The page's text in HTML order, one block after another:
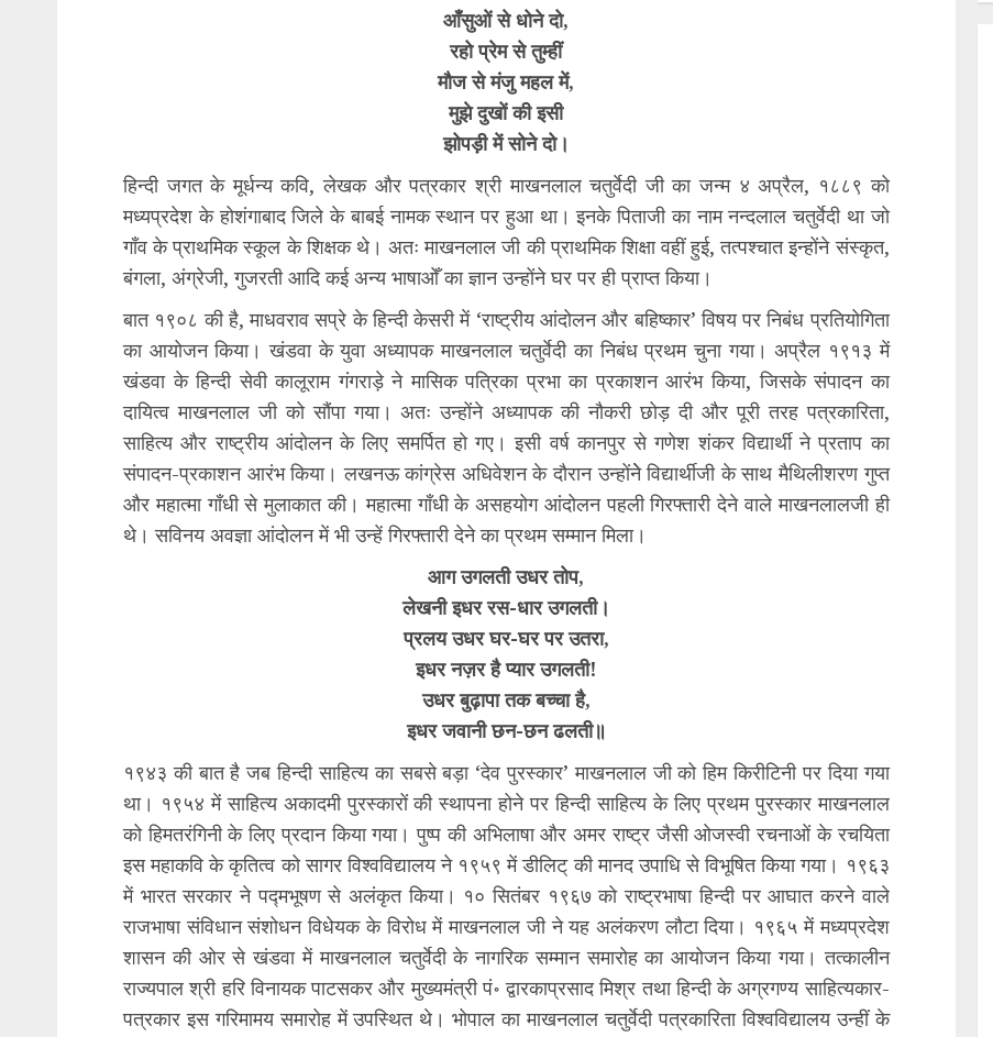
आँसुओं से धोने दो,
रहो प्रेम से तुम्हीं
मौज से मंजु महल में,
मुझे दुखों की इसी
झोपड़ी में सोने दो।
हिन्दी जगत के मूर्धन्य कवि, लेखक और पत्रकार श्री माखनलाल चतुर्वेदी जी का जन्म ४ अप्रैल, १८८९ को
मध्यप्रदेश के होशंगाबाद जिले के बाबई नामक स्थान पर हुआ था। इनके पिताजी का नाम नन्दलाल चतुर्वेदी था जो
गाँव के प्राथमिक स्कूल के शिक्षक थे। अतः माखनलाल जी की प्राथमिक शिक्षा वहीं हुई, तत्पश्चात इन्होंने संस्कृत,
बंगला, अंग्रेजी, गुजरती आदि कई अन्य भाषाओँ का ज्ञान उन्होंने घर पर ही प्राप्त किया।
बात १९०८ की है, माधवराव सप्रे के हिन्दी केसरी में ‘राष्ट्रीय आंदोलन और बहिष्कार’ विषय पर निबंध प्रतियोगिता
का आयोजन किया। खंडवा के युवा अध्यापक माखनलाल चतुर्वेदी का निबंध प्रथम चुना गया। अप्रैल १९१३ में
खंडवा के हिन्दी सेवी कालूराम गंगराड़े ने मासिक पत्रिका प्रभा का प्रकाशन आरंभ किया, जिसके संपादन का
दायित्व माखनलाल जी को सौंपा गया। अतः उन्होंने अध्यापक की नौकरी छोड़ दी और पूरी तरह पत्रकारिता,
साहित्य और राष्ट्रीय आंदोलन के लिए समर्पित हो गए। इसी वर्ष कानपुर से गणेश शंकर विद्यार्थी ने प्रताप का
संपादन-प्रकाशन आरंभ किया। लखनऊ कांग्रेस अधिवेशन के दौरान उन्होंनेे विद्यार्थीजी के साथ मैथिलीशरण गुप्त
और महात्मा गाँधी से मुलाकात की। महात्मा गाँधी के असहयोग आंदोलन पहली गिरफ्तारी देने वाले माखनलालजी ही
थे। सविनय अवज्ञा आंदोलन में भी उन्हें गिरफ्तारी देने का प्रथम सम्मान मिला।
आग उगलती उधर तोप,
लेखनी इधर रस-धार उगलती।
प्रलय उधर घर-घर पर उतरा,
इधर नज़र है प्यार उगलती!
उधर बुढ़ापा तक बच्चा है,
इधर जवानी छन-छन ढलती॥
१९४३ की बात है जब हिन्दी साहित्य का सबसे बड़ा ‘देव पुरस्कार’ माखनलाल जी को हिम किरीटिनी पर दिया गया
था। १९५४ में साहित्य अकादमी पुरस्कारों की स्थापना होने पर हिन्दी साहित्य के लिए प्रथम पुरस्कार माखनलाल
को हिमतरंगिनी के लिए प्रदान किया गया। पुष्प की अभिलाषा और अमर राष्ट्र जैसी ओजस्वी रचनाओं के रचयिता
इस महाकवि के कृतित्व को सागर विश्वविद्यालय ने १९५९ में डीलिट् की मानद उपाधि से विभूषित किया गया। १९६३
में भारत सरकार ने पद्मभूषण से अलंकृत किया। १० सितंबर १९६७ को राष्ट्रभाषा हिन्दी पर आघात करने वाले
राजभाषा संविधान संशोधन विधेयक के विरोध में माखनलाल जी ने यह अलंकरण लौटा दिया। १९६५ में मध्यप्रदेश
शासन की ओर से खंडवा में माखनलाल चतुर्वेदी के नागरिक सम्मान समारोह का आयोजन किया गया। तत्कालीन
राज्यपाल श्री हरि विनायक पाटसकर और मुख्यमंत्री पं॰ द्वारकाप्रसाद मिश्र तथा हिन्दी के अग्रगण्य साहित्यकार-
पत्रकार इस गरिमामय समारोह में उपस्थित थे। भोपाल का माखनलाल चतुर्वेदी पत्रकारिता विश्वविद्यालय उन्हीं के